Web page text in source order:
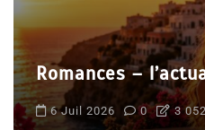
Romances –
6 Juil 2026 0 3